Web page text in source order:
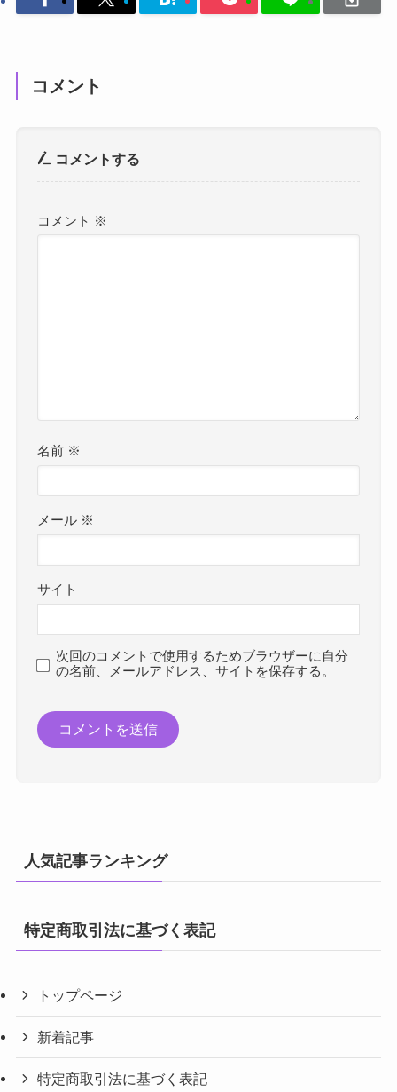
コメント
コメントする
コメント ※
名前 ※
メール ※
サイト
次回のコメントで使用するためブラウザーに自分
の名前、メールアドレス、サイトを保存する。
人気記事ランキング
特定商取引法に基づく表記
トップページ
新着記事
特定商取引法に基づく表記